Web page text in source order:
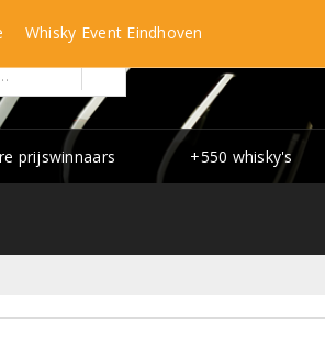
prijswinnaars +550 whisky's
Whisky Event Eindhoven